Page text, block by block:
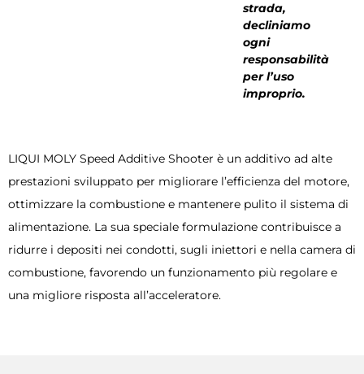
strada,
decliniamo
ogni
responsabilità
per l’uso
improprio.
LIQUI MOLY Speed Additive Shooter è un additivo ad alte
prestazioni sviluppato per migliorare l’efficienza del motore,
ottimizzare la combustione e mantenere pulito il sistema di
alimentazione. La sua speciale formulazione contribuisce a
ridurre i depositi nei condotti, sugli iniettori e nella camera di
combustione, favorendo un funzionamento più regolare e
una migliore risposta all’acceleratore.